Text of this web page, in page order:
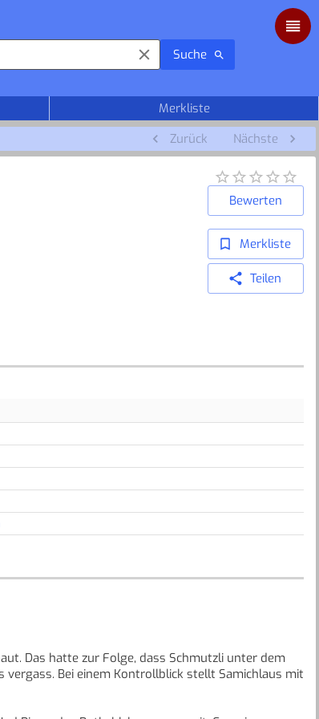
Suche
Merkliste
Zurück Nächste
Bewerten
Merkliste
Teilen
Das hatte zur Folge, dass Schmutzli unter dem
Bei einem Kontrollblick stellt Samichlaus mit